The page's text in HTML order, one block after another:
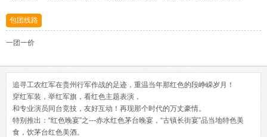
包团线路
一团一价
追寻工农红军在贵州行军作战的足迹，重温当年那红色的段峥嵘岁月！
穿红军装，举红军旗，看红色主题表演，
和专业演员同台竞技，友好互动！再现那个时代的万丈豪情。
特别推出：“红色晚宴”之---赤水红色茅台晚宴，“古镇长街宴”品当地特色美
食，饮茅台红色美酒。